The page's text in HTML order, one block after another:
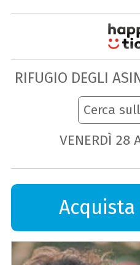
RIFUGIO DEGLI
Cerca
VENERDÌ 28